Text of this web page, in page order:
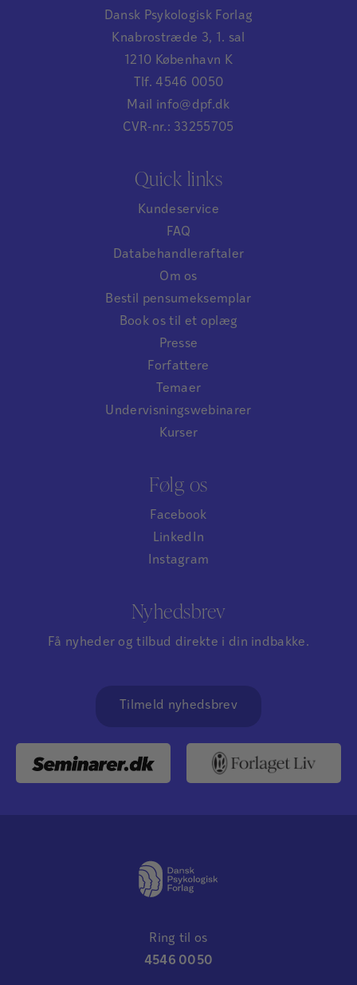
Dansk Psykologisk Forlag
Knabrostræde 3, 1. sal
1210 København K
Tlf. 4546 0050
Mail info@dpf.dk
CVR-nr.: 33255705
Quick links
Kundeservice
FAQ
Databehandleraftaler
Om os
Bestil pensumeksemplar
Book os til et oplæg
Presse
Forfattere
Temaer
Undervisningswebinarer
Kurser
Følg os
Facebook
LinkedIn
Instagram
Nyhedsbrev
Få nyheder og tilbud direkte i din indbakke.
Tilmeld nyhedsbrev
Ring til os
4546 0050